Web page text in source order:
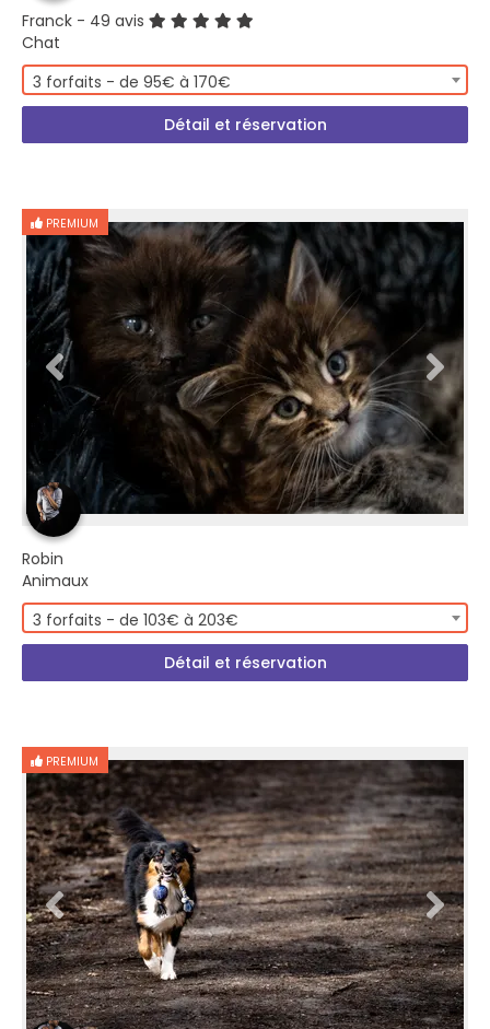
Franck - 49 avis
Chat
3 forfaits - de 95€ à 170€
Détail et réservation
PREMIUM
Robin
Animaux
3 forfaits - de 103€ à 203€
Détail et réservation
PREMIUM